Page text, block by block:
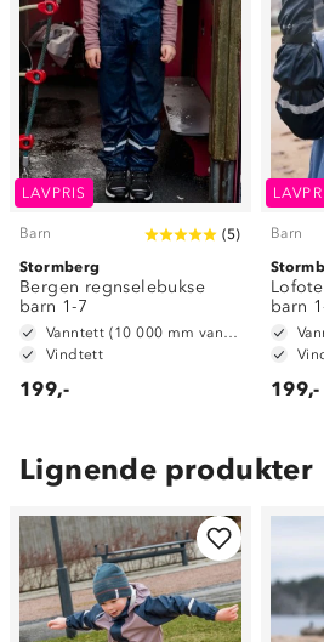
LAVPRIS
Barn (5)
Stormberg
Bergen regnselebukse
barn 1-7
Vindtett
199,-
Barn
barn
199,-
Lignende produkter